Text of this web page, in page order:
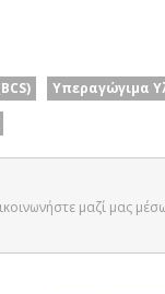
Υπεραγώγιμα
μαζί μας